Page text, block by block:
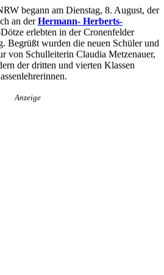
begann am Dienstag, 8. August, der
an derHermann- Herberts-
erlebten in der Cronenfelder
Begrüßt wurden die neuen Schüler und
von Schulleiterin Claudia Metzenauer,
der dritten und vierten Klassen
Anzeige